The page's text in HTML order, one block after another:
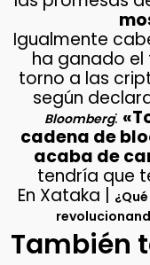
Igualmente
ha ganado
torno a las
según
Bloomberg:
cadena de
acaba de
tendría que
En Xataka |
También